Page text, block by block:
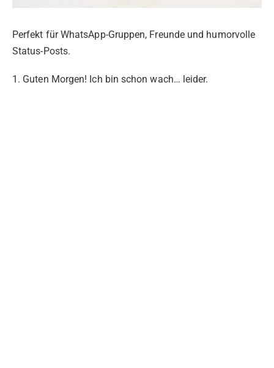
Perfekt für WhatsApp-Gruppen, Freunde und humorvolle
Status-Posts.
1. Guten Morgen! Ich bin schon wach… leider.